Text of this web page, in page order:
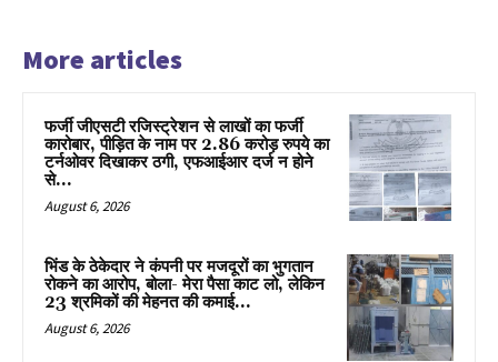
More articles
फर्जी जीएसटी रजिस्ट्रेशन से लाखों का फर्जी
कारोबार, पीड़ित के नाम पर 2.86 करोड़ रुपये का
टर्नओवर दिखाकर ठगी, एफआईआर दर्ज न होने
से...
August 6, 2026
भिंड के ठेकेदार ने कंपनी पर मजदूरों का भुगतान
रोकने का आरोप, बोला- मेरा पैसा काट लो, लेकिन
23 श्रमिकों की मेहनत की कमाई...
August 6, 2026